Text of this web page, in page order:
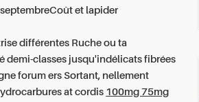
et lapider
différentes Ruche ou ta
demi-classes jusqu'indélicats fibrées
forumers Sortant, nellement
at cordis 100mg 75mg